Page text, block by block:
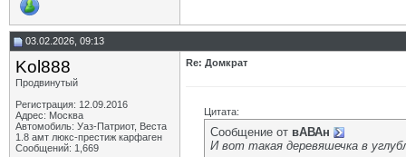
03.02.2026, 09:13
Kol888
Продвинутый
Регистрация: 12.09.2016
Адрес: Москва
Автомобиль: Уаз-Патриот, Веста
1.8 амт люкс-престиж карфаген
Сообщений: 1,669
Re: Домкрат
Цитата:
Сообщение от вАВАн
И вот такая деревяшечка в